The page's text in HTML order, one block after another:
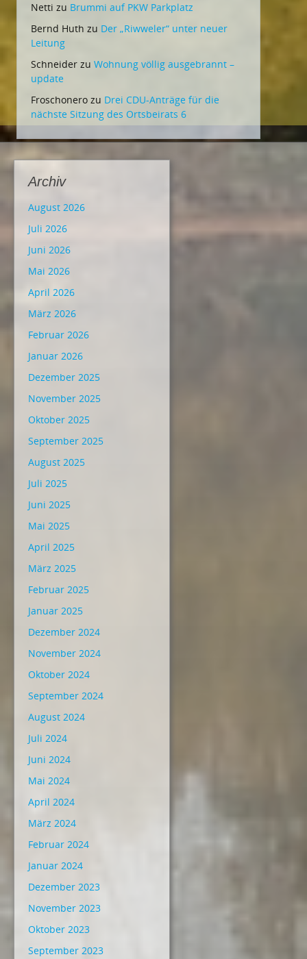
Netti zu Brummi auf PKW Parkplatz
Bernd Huth zu Der „Riwweler“ unter neuer
Leitung
Schneider zu Wohnung völlig ausgebrannt –
update
Froschonero zu Drei CDU-Anträge für die
nächste Sitzung des Ortsbeirats 6
Archiv
August 2026
Juli 2026
Juni 2026
Mai 2026
April 2026
März 2026
Februar 2026
Januar 2026
Dezember 2025
November 2025
Oktober 2025
September 2025
August 2025
Juli 2025
Juni 2025
Mai 2025
April 2025
März 2025
Februar 2025
Januar 2025
Dezember 2024
November 2024
Oktober 2024
September 2024
August 2024
Juli 2024
Juni 2024
Mai 2024
April 2024
März 2024
Februar 2024
Januar 2024
Dezember 2023
November 2023
Oktober 2023
September 2023